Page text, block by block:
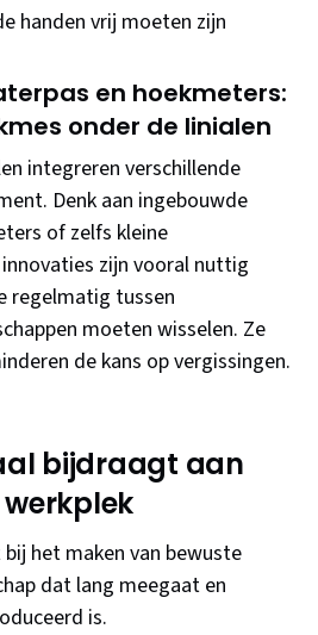
handen vrij moeten zijn
en hoekmeters:
onder de linialen
integreren verschillende
Denk aan ingebouwde
of zelfs kleine
zijn vooral nuttig
regelmatig tussen
moeten wisselen. Ze
de kans op vergissingen.
bijdraagt aan
het maken van bewuste
dat lang meegaat en
is.